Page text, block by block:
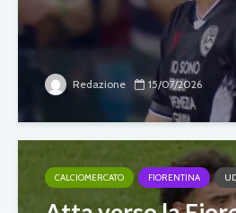
Redazione 15/07/2026
CALCIOMERCATO FIORENTINA